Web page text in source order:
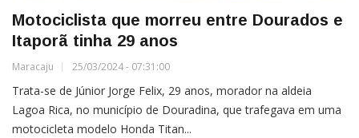
Motociclista que morreu entre Dourados e
Itaporã tinha 29 anos
Maracaju 25/03/2024 - 07:31:00
Trata-se de Júnior Jorge Felix, 29 anos, morador na aldeia
Lagoa Rica, no município de Douradina, que trafegava em uma
motocicleta modelo Honda Titan...